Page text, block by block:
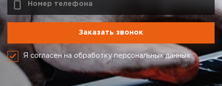
Я согласен на обработку персональных данных